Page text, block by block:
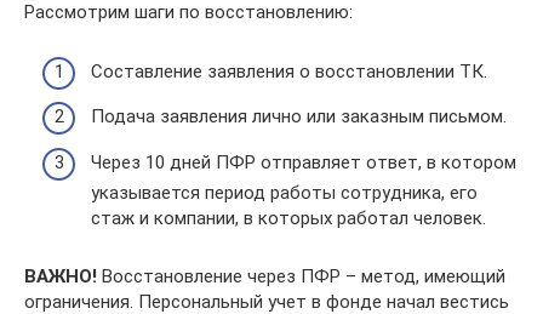
Рассмотрим шаги по восстановлению:
Составление заявления о восстановлении ТК.
Подача заявления лично или заказным письмом.
Через 10 дней ПФР отправляет ответ, в котором
указывается период работы сотрудника, его
стаж и компании, в которых работал человек.
ВАЖНО! Восстановление через ПФР – метод, имеющий
ограничения. Персональный учет в фонде начал вестись